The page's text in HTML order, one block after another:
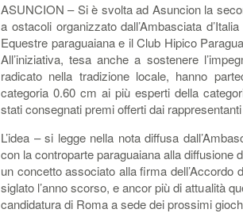
ASUNCION – Si è svolta ad Asuncion la
a ostacoli organizzato dall’Ambasciata
Equestre paraguaiana e il Club Hipico
All’iniziativa, tesa anche a sostenere
radicato nella tradizione locale, hanno
categoria 0.60 cm ai più esperti della
stati consegnati premi offerti dai
L’idea – si legge nella nota diffusa
con la controparte paraguaiana alla diffusione
un concetto associato alla firma dell’Accordo
siglato l’anno scorso, e ancor più di attualità
candidatura di Roma a sede dei prossimi